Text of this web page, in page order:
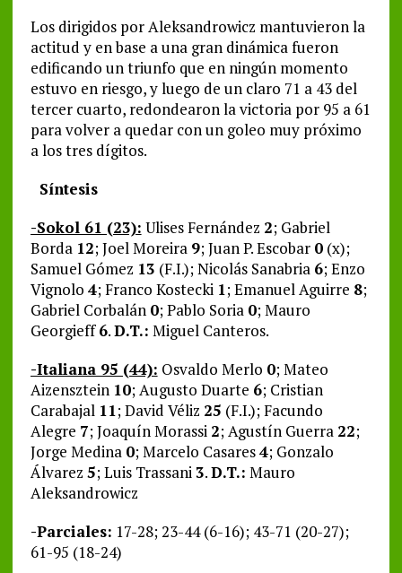
Los dirigidos por Aleksandrowicz mantuvieron la
actitud y en base a una gran dinámica fueron
edificando un triunfo que en ningún momento
estuvo en riesgo, y luego de un claro 71 a 43 del
tercer cuarto, redondearon la victoria por 95 a 61
para volver a quedar con un goleo muy próximo
a los tres dígitos.
Síntesis
-Sokol 61 (23): Ulises Fernández 2; Gabriel
Borda 12; Joel Moreira 9; Juan P. Escobar 0(x);
Samuel Gómez 13 (F.I.); Nicolás Sanabria 6; Enzo
Vignolo 4; Franco Kostecki 1; Emanuel Aguirre 8;
Gabriel Corbalán 0; Pablo Soria 0; Mauro
Georgieff6.D.T.: Miguel Canteros.
-Italiana 95 (44): Osvaldo Merlo 0; Mateo
Aizensztein 10; Augusto Duarte 6; Cristian
Carabajal 11; David Véliz 25 (F.I.); Facundo
Alegre 7; Joaquín Morassi 2; Agustín Guerra 22;
Jorge Medina 0; Marcelo Casares4; Gonzalo
Álvarez 5; Luis Trassani3.D.T.: Mauro
Aleksandrowicz
-Parciales: 17-28; 23-44 (6-16); 43-71 (20-27);
61-95 (18-24)